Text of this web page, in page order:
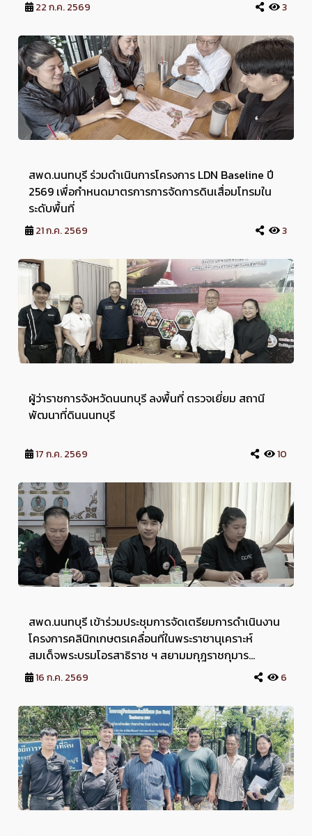
22 ก.ค. 2569 3
สพด.นนทบุรี ร่วมดำเนินการโครงการ LDN Baseline ปี
2569 เพื่อกำหนดมาตรการการจัดการดินเสื่อมโทรมใน
ระดับพื้นที่
21 ก.ค. 2569 3
ผู้ว่าราชการจังหวัดนนทบุรี ลงพื้นที่ ตรวจเยี่ยม สถานี
พัฒนาที่ดินนนทบุรี
17 ก.ค. 2569 10
สพด.นนทบุรี เข้าร่วมประชุมการจัดเตรียมการดำเนินงาน
โครงการคลินิกเกษตรเคลื่อนที่ในพระราชานุเคราะห์
สมเด็จพระบรมโอรสาธิราช ฯ สยามมกุฎราชกุมาร
ปีงบประมาณ พ.ศ. 2569
16 ก.ค. 2569 6